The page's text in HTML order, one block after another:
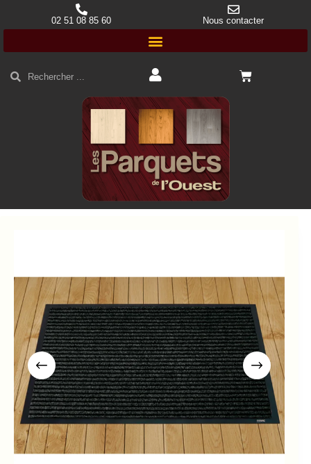
02 51 08 85 60 Nous contacter